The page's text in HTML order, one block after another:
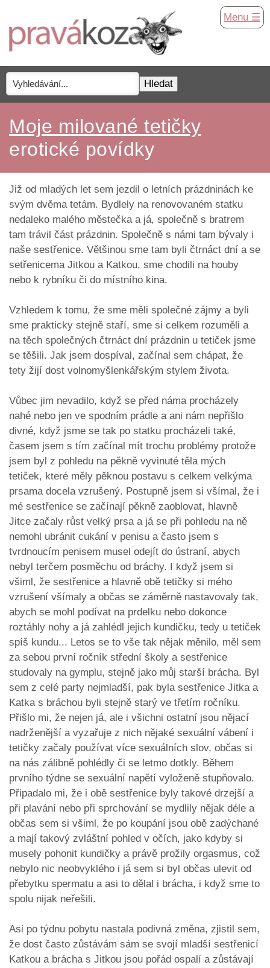
Menu ☰
Moje milované tetičky
erotické povídky
Již od mladých let sem jezdil o letních prázdninách ke
svým dvěma tetám. Bydlely na renovovaném statku
nedaleko malého městečka a já, společně s bratrem
tam trávil část prázdnin. Společně s námi tam bývaly i
naše sestřenice. Většinou sme tam byli čtrnáct dní a se
setřenicema Jitkou a Katkou, sme chodili na houby
nebo k rybníku či do místního kina.
Vzhledem k tomu, že sme měli společné zájmy a byli
sme prakticky stejně staří, sme si celkem rozuměli a
na těch společných čtrnáct dní prázdnin u tetiček jsme
se těšili. Jak jsem dospíval, začínal sem chápat, že
tety žijí dost volnomyšlenkářským stylem života.
Vůbec jim nevadilo, když se před náma procházely
nahé nebo jen ve spodním prádle a ani nám nepřišlo
divné, když jsme se tak po statku procházeli také,
časem jsem s tím začínal mít trochu problémy protože
jsem byl z pohledu na pěkně vyvinuté těla mých
tetiček, které měly pěknou postavu s celkem velkýma
prsama docela vzrušený. Postupně jsem si všímal, že i
mé sestřenice se začínají pěkně zaoblovat, hlavně
Jitce začaly růst velký prsa a já se při pohledu na ně
nemohl ubránit cukání v penisu a často jsem s
tvrdnoucím penisem musel odejít do ústraní, abych
nebyl terčem posměchu od bráchy. I když jsem si
všiml, že sestřenice a hlavně obě tetičky si mého
vzrušení všímaly a občas se záměrně nastavovaly tak,
abych se mohl podívat na prdelku nebo dokonce
roztáhly nohy a já zahlédl jejich kundičku, tedy u tetiček
spíš kundu... Letos se to vše tak nějak měnilo, měl sem
za sebou první ročník střední školy a sestřenice
studovaly na gymplu, stejně jako můj starší brácha. Byl
sem z celé party nejmladší, pak byla sestřenice Jitka a
Katka s bráchou byli stejně starý ve třetím ročníku.
Přišlo mi, že nejen já, ale i všichni ostatní jsou nějací
nadrženější a vyzařuje z nich nějaké sexuální vábení i
tetičky začaly používat více sexuálních slov, občas si
na nás zálibně pohlédly či se letmo dotkly. Během
prvního týdne se sexuální napětí vyloženě stupňovalo.
Připadalo mi, že i obě sestřenice byly takové drzejší a
při plavání nebo při sprchování se mydlily nějak déle a
občas sem si všiml, že po koupání jsou obě zadýchané
a mají takový zvláštní pohled v očích, jako kdyby si
musely pohonit kundičky a právě prožily orgasmus, což
nebylo nic neobvyklého i já sem si byl občas ulevit od
přebytku spermatu a asi to dělal i brácha, i když sme to
spolu nijak neřešili.
Asi po týdnu pobytu nastala podivná změna, zjistil sem,
že dost často zůstávám sám se svojí mladší sestřenicí
Katkou a brácha s Jitkou jsou pořád ospalí a zůstávají